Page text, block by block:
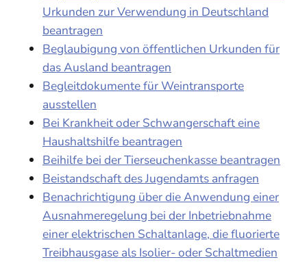
Urkunden zur Verwendung in Deutschland
beantragen
Beglaubigung von öffentlichen Urkunden für
das Ausland beantragen
Begleitdokumente für Weintransporte
ausstellen
Bei Krankheit oder Schwangerschaft eine
Haushaltshilfe beantragen
Beihilfe bei der Tierseuchenkasse beantragen
Beistandschaft des Jugendamts anfragen
Benachrichtigung über die Anwendung einer
Ausnahmeregelung bei der Inbetriebnahme
einer elektrischen Schaltanlage, die fluorierte
Treibhausgase als Isolier- oder Schaltmedien